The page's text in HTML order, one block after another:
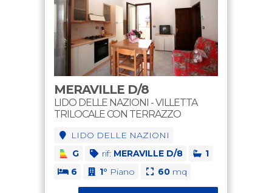
MERAVILLE D/8
LIDO DELLE NAZIONI - VILLETTA
TRILOCALE CON TERRAZZO
LIDO DELLE NAZIONI
G
rif: MERAVILLE D/8
1
6
1° Piano 60mq